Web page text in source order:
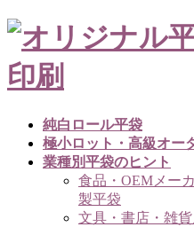
コ
テ
ン
ナ
ゲ
ー
純白ロール平袋
極小ロット・高級オー
業種別平袋のヒント
食品・OEMメー
製平袋
文具・書店・雑